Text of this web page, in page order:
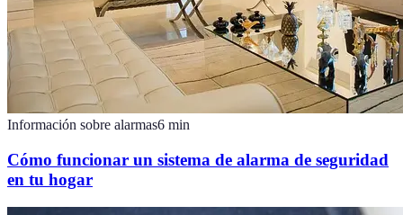
Información sobre alarmas6 min
Cómo funcionar un sistema de alarma de seguridad
en tu hogar